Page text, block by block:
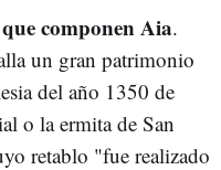
componen Aia.
un gran patrimonio
del año 1350 de
o la ermita de San
retablo "fue realizado